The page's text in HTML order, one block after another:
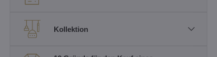
Kollektion